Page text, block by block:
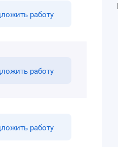
работу
работу
работу